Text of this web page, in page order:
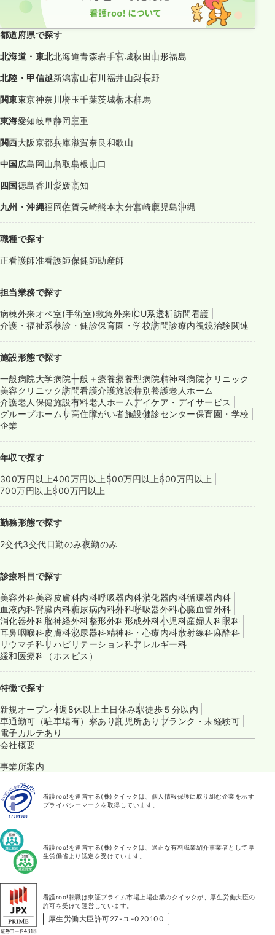
都道府県で探す
北海道・東北北海道青森岩手宮城秋田山形福島
北陸・甲信越新潟富山石川福井山梨長野
関東東京神奈川埼玉千葉茨城栃木群馬
東海愛知岐阜静岡三重
関西大阪京都兵庫滋賀奈良和歌山
中国広島岡山鳥取島根山口
四国徳島香川愛媛高知
九州・沖縄福岡佐賀長崎熊本大分宮崎鹿児島沖縄
職種で探す
正看護師准看護師保健師助産師
担当業務で探す
病棟外来オペ室(手術室)救急外来ICU系透析訪問看護
介護・福祉系検診・健診保育園・学校訪問診療内視鏡治験関連
施設形態で探す
一般病院大学病院一般＋療養療養型病院精神科病院クリニック
美容クリニック訪問看護介護施設特別養護老人ホーム
介護老人保健施設有料老人ホームデイケア・デイサービス
グループホームサ高住障がい者施設健診センター保育園・学校
企業
年収で探す
300万円以上400万円以上 500万円以上600万円以上
700万円以上800万円以上
勤務形態で探す
2交代3交代日勤のみ夜勤のみ
診療科目で探す
美容外科美容皮膚科内科呼吸器内科消化器内科循環器内科
血液内科腎臓内科糖尿病内科外科呼吸器外科心臓血管外科
消化器外科脳神経外科整形外科形成外科小児科産婦人科眼科
耳鼻咽喉科皮膚科泌尿器科精神科・心療内科放射線科麻酔科
リウマチ科リハビリテーション科アレルギー科
緩和医療科（ホスピス）
特徴で探す
新規オープン4週8休以上 土日休み駅徒歩５分以内
車通勤可（駐車場有） 寮あり託児所あり ブランク・未経験可
電子カルテあり
会社概要
事業所案内
看護roo!を運営する(株)クイックは、個人情報保護に取り組む企業を示す
プライバシーマークを取得しています。
看護roo!を運営する(株)クイックは、適正な有料職業紹介事業者として厚
生労働省より認定を受けています。
看護roo!転職は東証プライム市場上場企業のクイックが、厚生労働大臣の
許可を受けて運営しています。
厚生労働大臣許可27-ユ-020100